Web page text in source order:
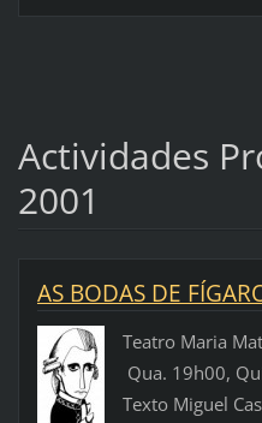
Actividades
2001
AS BODAS DE
Teatro Maria
Qua. 19h00,
Texto Miguel